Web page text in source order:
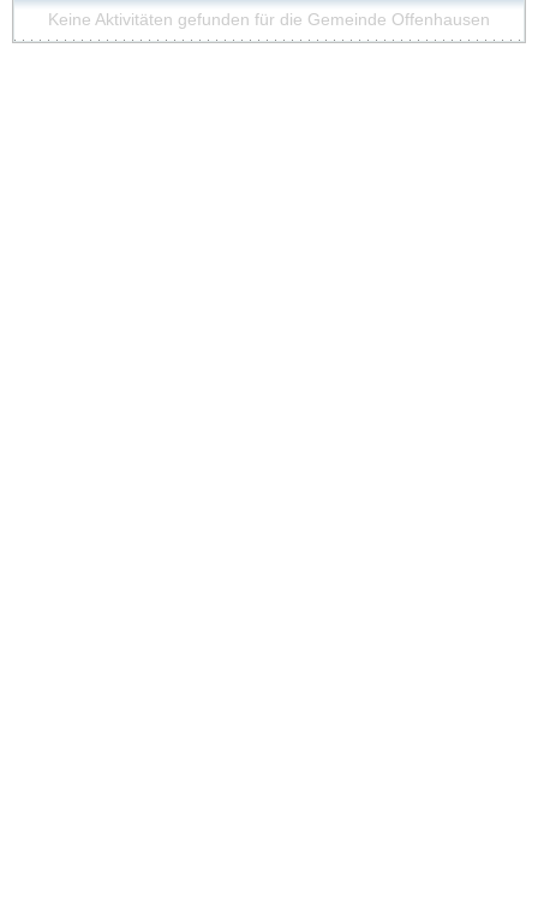
Keine Aktivitäten gefunden für die Gemeinde Offenhausen